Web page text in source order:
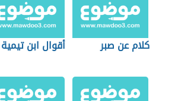
كلام عن صبر أقوال ابن تيمية